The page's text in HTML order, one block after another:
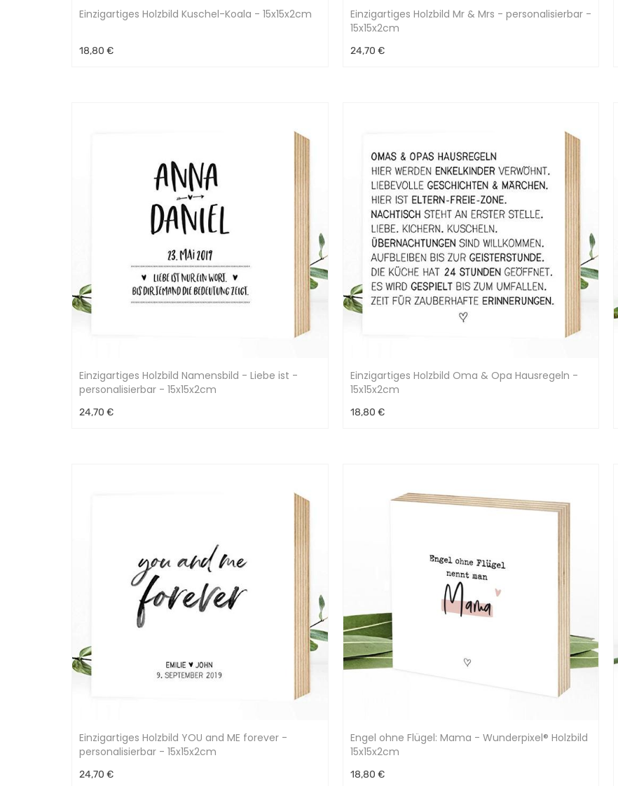
Einzigartiges Holzbild Kuschel-Koala - 15x15x2cm
18,80 €
Einzigartiges Holzbild Mr & Mrs - personalisierbar -
15x15x2cm
24,70 €
Einzigartiges Holzbild Namensbild - Liebe ist -
personalisierbar - 15x15x2cm
24,70 €
Einzigartiges Holzbild Oma & Opa Hausregeln -
15x15x2cm
18,80 €
Einzigartiges Holzbild YOU and ME forever -
personalisierbar - 15x15x2cm
24,70 €
Engel ohne Flügel: Mama - Wunderpixel® Holzbild
15x15x2cm
18,80 €